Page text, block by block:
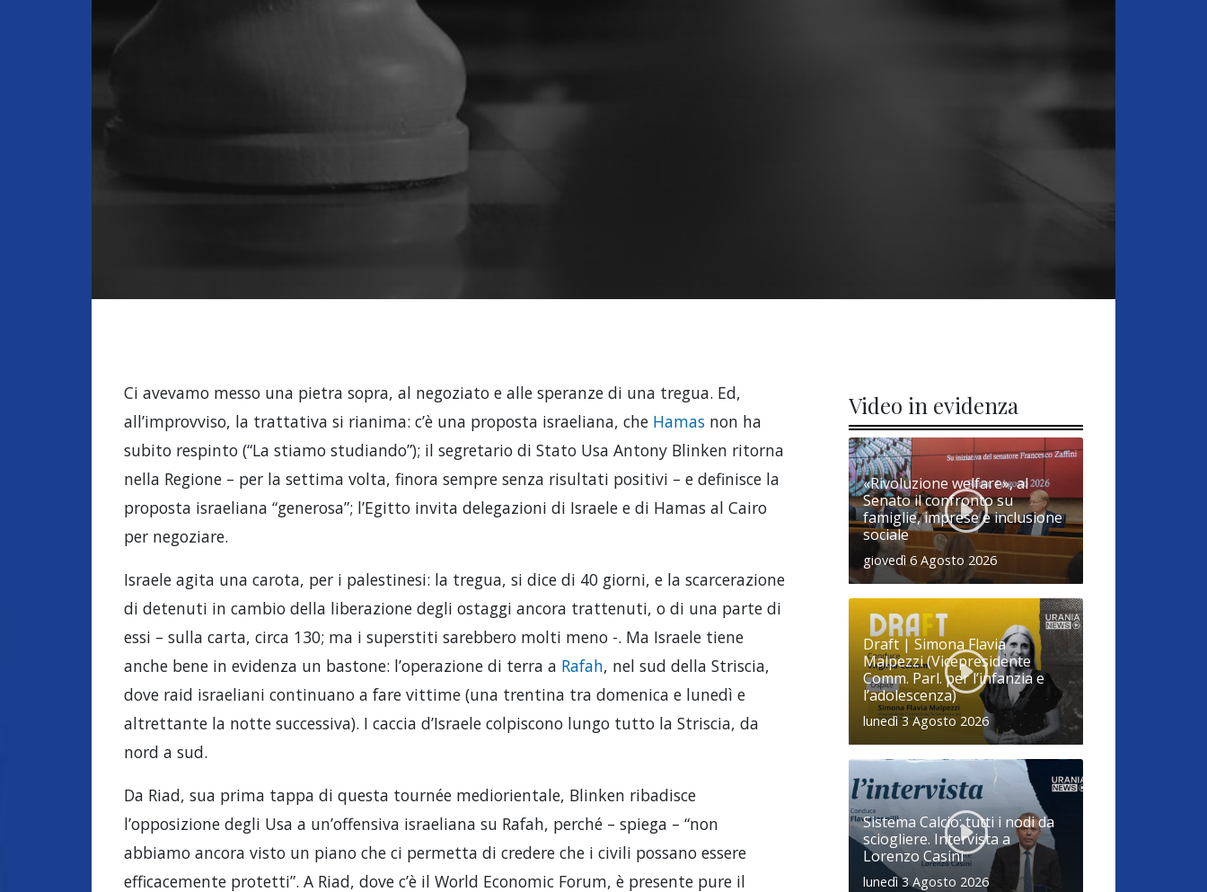
Ci avevamo messo una pietra sopra, al negoziato e alle speranze di una tregua. Ed,
all’improvviso, la trattativa si rianima: c’è una proposta israeliana, che Hamasnon ha
subito respinto (“La stiamo studiando”); il segretario di Stato Usa Antony Blinken ritorna
nella Regione – per la settima volta, finora sempre senza risultati positivi – e definisce la
proposta israeliana “generosa”; l’Egitto invita delegazioni di Israele e di Hamas al Cairo
per negoziare.
Israele agita una carota, per i palestinesi: la tregua, si dice di 40 giorni, e la scarcerazione
di detenuti in cambio della liberazione degli ostaggi ancora trattenuti, o di una parte di
essi – sulla carta, circa 130; ma i superstiti sarebbero molti meno -. Ma Israele tiene
anche bene in evidenza un bastone: l’operazione di terra a Rafah, nel sud della Striscia,
dove raid israeliani continuano a fare vittime (una trentina tra domenica e lunedì e
altrettante la notte successiva). I caccia d’Israele colpiscono lungo tutto la Striscia, da
nord a sud.
Da Riad, sua prima tappa di questa tournée mediorientale, Blinken ribadisce
l’opposizione degli Usa a un’offensiva israeliana su Rafah, perché – spiega – “non
abbiamo ancora visto un piano che ci permetta di credere che i civili possano essere
efficacemente protetti”. A Riad, dove c’è il World Economic Forum, è presente pure il
Video in evidenza
«Rivoluzione welfare», al
Senato il confronto su
famiglie, imprese e inclusione
sociale
giovedì 6 Agosto 2026
Draft | Simona Flavia
Malpezzi (Vicepresidente
Comm. Parl. per l’infanzia e
l’adolescenza)
lunedì 3 Agosto 2026
Sistema Calcio: tutti i nodi da
sciogliere. Intervista a
Lorenzo Casini
lunedì 3 Agosto 2026